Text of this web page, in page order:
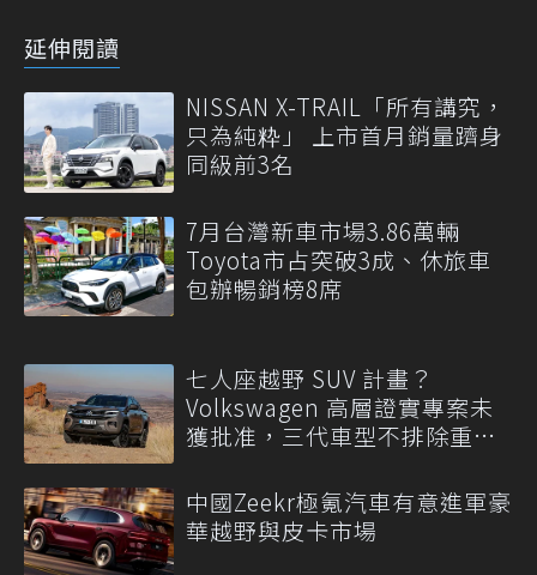
延伸閱讀
NISSAN X-TRAIL「所有講究，
只為純粋」 上市首月銷量躋身
同級前3名
7月台灣新車市場3.86萬輛
Toyota市占突破3成、休旅車
包辦暢銷榜8席
七人座越野 SUV 計畫？
Volkswagen 高層證實專案未
獲批准，三代車型不排除重
中國Zeekr極氪汽車有意進軍豪
華越野與皮卡市場